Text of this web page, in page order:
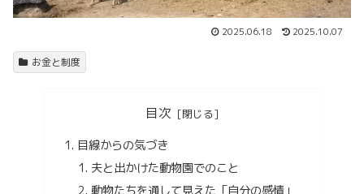
2025.06.18 2025.10.07
お金と制度
目次
目線からの気づき
夫と出かけた動物園でのこと
動物たちを通して見えた「自分の感情」